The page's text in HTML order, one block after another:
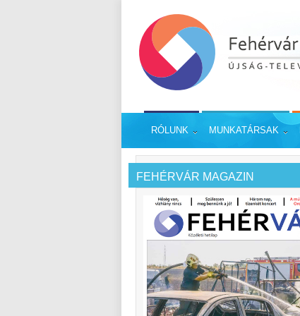
RÓLUNK MUNKATÁRSAK
FEHÉRVÁR MAGAZIN